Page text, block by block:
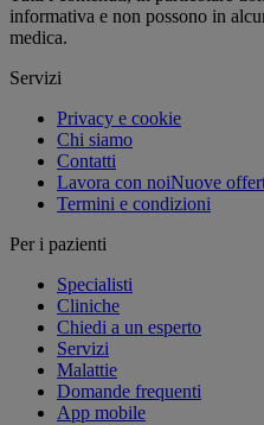
informativa e non possono in
medica.
Servizi
Privacy e cookie
Chi siamo
Contatti
Lavora con noiNuove
Termini e condizioni
Per i pazienti
Specialisti
Cliniche
Chiedi a un esperto
Servizi
Malattie
Domande frequenti
App mobile